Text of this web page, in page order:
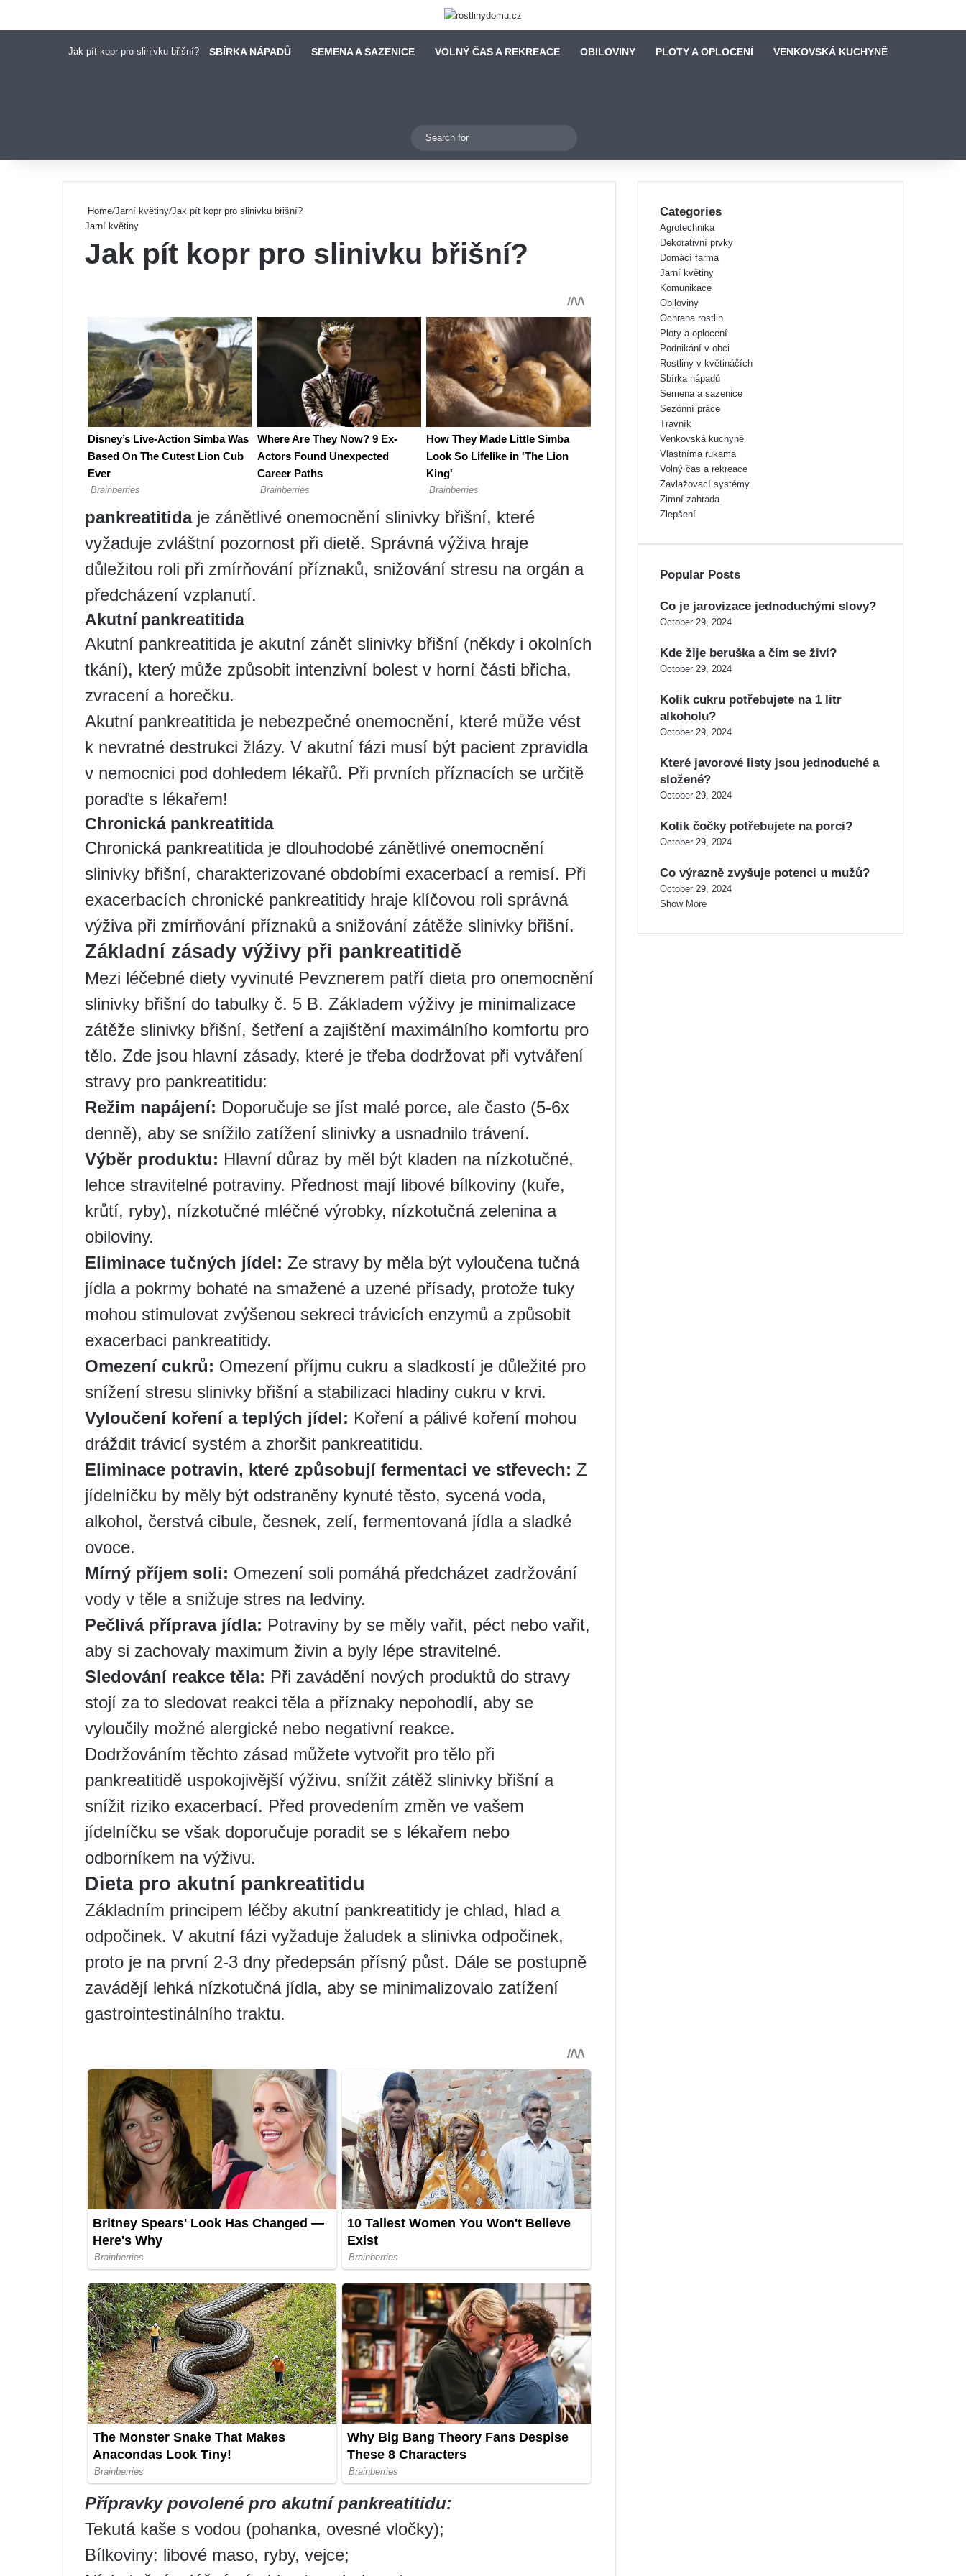
Jak pít kopr pro slinivku břišní? SBÍRKA NÁPADŮ SEMENA A SAZENICE VOLNÝ ČAS A REKREACE OBILOVINY PLOTY A OPLOCENÍ VENKOVSKÁ KUCHYNĚ
Switch skin
for
Home/Jarní květiny/Jak pít kopr pro slinivku břišní?
Jarní květiny
Jak pít kopr pro slinivku břišní?
pankreatitidaje zánětlivé onemocnění slinivky břišní, které
vyžaduje zvláštní pozornost při dietě. Správná výživa hraje
důležitou roli při zmírňování příznaků, snižování stresu na orgán a
předcházení vzplanutí.
Akutní pankreatitida
Akutní pankreatitida je akutní zánět slinivky břišní (někdy i okolních
tkání), který může způsobit intenzivní bolest v horní části břicha,
zvracení a horečku.
Akutní pankreatitida je nebezpečné onemocnění, které může vést
k nevratné destrukci žlázy. V akutní fázi musí být pacient zpravidla
v nemocnici pod dohledem lékařů. Při prvních příznacích se určitě
poraďte s lékařem!
Chronická pankreatitida
Chronická pankreatitida je dlouhodobé zánětlivé onemocnění
slinivky břišní, charakterizované obdobími exacerbací a remisí. Při
exacerbacích chronické pankreatitidy hraje klíčovou roli správná
výživa při zmírňování příznaků a snižování zátěže slinivky břišní.
Základní zásady výživy při pankreatitidě
Mezi léčebné diety vyvinuté Pevznerem patří dieta pro onemocnění
slinivky břišní do tabulky č. 5 B. Základem výživy je minimalizace
zátěže slinivky břišní, šetření a zajištění maximálního komfortu pro
tělo. Zde jsou hlavní zásady, které je třeba dodržovat při vytváření
stravy pro pankreatitidu:
Režim napájení: Doporučuje se jíst malé porce, ale často (5-6x
denně), aby se snížilo zatížení slinivky a usnadnilo trávení.
Výběr produktu: Hlavní důraz by měl být kladen na nízkotučné,
lehce stravitelné potraviny. Přednost mají libové bílkoviny (kuře,
krůtí, ryby), nízkotučné mléčné výrobky, nízkotučná zelenina a
obiloviny.
Eliminace tučných jídel: Ze stravy by měla být vyloučena tučná
jídla a pokrmy bohaté na smažené a uzené přísady, protože tuky
mohou stimulovat zvýšenou sekreci trávicích enzymů a způsobit
exacerbaci pankreatitidy.
Omezení cukrů: Omezení příjmu cukru a sladkostí je důležité pro
snížení stresu slinivky břišní a stabilizaci hladiny cukru v krvi.
Vyloučení koření a teplých jídel: Koření a pálivé koření mohou
dráždit trávicí systém a zhoršit pankreatitidu.
Eliminace potravin, které způsobují fermentaci ve střevech: Z
jídelníčku by měly být odstraněny kynuté těsto, sycená voda,
alkohol, čerstvá cibule, česnek, zelí, fermentovaná jídla a sladké
ovoce.
Mírný příjem soli: Omezení soli pomáhá předcházet zadržování
vody v těle a snižuje stres na ledviny.
Pečlivá příprava jídla: Potraviny by se měly vařit, péct nebo vařit,
aby si zachovaly maximum živin a byly lépe stravitelné.
Sledování reakce těla: Při zavádění nových produktů do stravy
stojí za to sledovat reakci těla a příznaky nepohodlí, aby se
vyloučily možné alergické nebo negativní reakce.
Dodržováním těchto zásad můžete vytvořit pro tělo při
pankreatitidě uspokojivější výživu, snížit zátěž slinivky břišní a
snížit riziko exacerbací. Před provedením změn ve vašem
jídelníčku se však doporučuje poradit se s lékařem nebo
odborníkem na výživu.
Dieta pro akutní pankreatitidu
Základním principem léčby akutní pankreatitidy je chlad, hlad a
odpočinek. V akutní fázi vyžaduje žaludek a slinivka odpočinek,
proto je na první 2-3 dny předepsán přísný půst. Dále se postupně
zavádějí lehká nízkotučná jídla, aby se minimalizovalo zatížení
gastrointestinálního traktu.
Přípravky povolené pro akutní pankreatitidu:
Tekutá kaše s vodou (pohanka, ovesné vločky);
Bílkoviny: libové maso, ryby, vejce;
Categories
Agrotechnika
Dekorativní prvky
Domácí farma
Jarní květiny
Komunikace
Obiloviny
Ochrana rostlin
Ploty a oplocení
Podnikání v obci
Rostliny v květináčích
Sbírka nápadů
Semena a sazenice
Sezónní práce
Trávník
Venkovská kuchyně
Vlastníma rukama
Volný čas a rekreace
Zavlažovací systémy
Zimní zahrada
Zlepšení
Popular Posts
Co je jarovizace jednoduchými slovy?
October 29, 2024
Kde žije beruška a čím se živí?
October 29, 2024
Kolik cukru potřebujete na 1 litr
alkoholu?
October 29, 2024
Které javorové listy jsou jednoduché a
složené?
October 29, 2024
Kolik čočky potřebujete na porci?
October 29, 2024
Co výrazně zvyšuje potenci u mužů?
October 29, 2024
Show More